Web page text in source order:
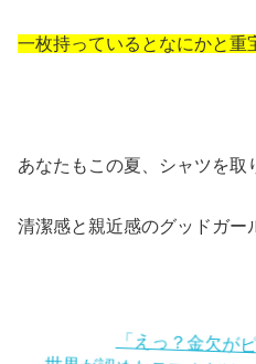
一枚持っているとなにかと重
あなたもこの夏、シャツを取
清潔感と親近感のグッドガー
「えっ？金欠